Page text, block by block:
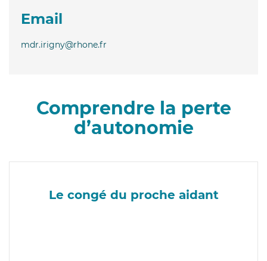
Email
mdr.irigny@rhone.fr
Comprendre la perte
d’autonomie
Le congé du proche aidant